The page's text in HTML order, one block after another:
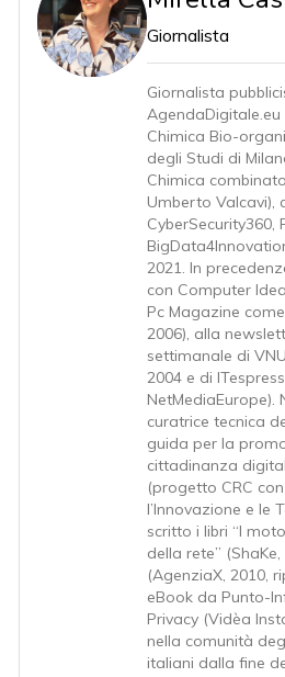
Giornalista
Giornalista
Chimica Bio-
degli Studi di
Chimica
Umberto Valcavi),
2021. In
con Computer
Pc Magazine
2006), alla
settimanale di
2004 e di
NetMediaEurope).
curatrice tecnica
guida per la
cittadinanza
(progetto CRC
l’Innovazione e le
scritto i libri “I
della rete”
(AgenziaX, 2010,
eBook da Punto-
Privacy (Vidèa
nella comunità
italiani dalla fine